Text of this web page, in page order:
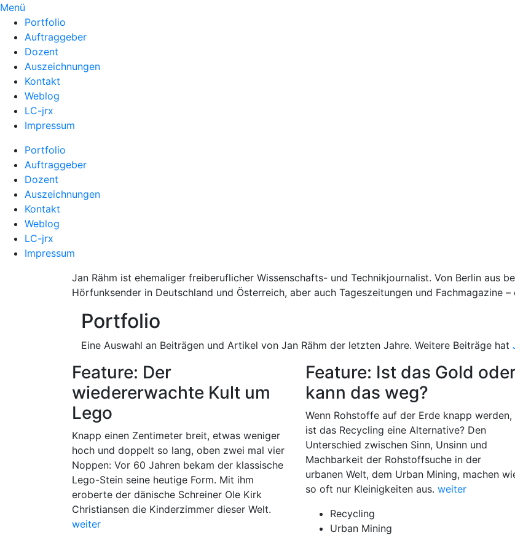
Menü
Portfolio
Auftraggeber
Dozent
Auszeichnungen
Kontakt
Weblog
LC-jrx
Impressum
Portfolio
Auftraggeber
Dozent
Auszeichnungen
Kontakt
Weblog
LC-jrx
Impressum
Jan Rähm ist ehemaliger freiberuflicher Wissenschafts- und Technikjournalist. Von Berlin aus
Hörfunksender in Deutschland und Österreich, aber auch Tageszeitungen und Fachmagazine
Portfolio
Eine Auswahl an Beiträgen und Artikel von Jan Rähm der letzten Jahre. Weitere Beiträge hat
Feature: Der
wiedererwachte Kult um
Lego
Knapp einen Zentimeter breit, etwas weniger
hoch und doppelt so lang, oben zwei mal vier
Noppen: Vor 60 Jahren bekam der klassische
Lego-Stein seine heutige Form. Mit ihm
eroberte der dänische Schreiner Ole Kirk
Christiansen die Kinderzimmer dieser Welt.
weiter
Feature: Ist das Gold
kann das weg?
Wenn Rohstoffe auf der Erde knapp werden,
ist das Recycling eine Alternative? Den
Unterschied zwischen Sinn, Unsinn und
Machbarkeit der Rohstoffsuche in der
urbanen Welt, dem Urban Mining, machen
so oft nur Kleinigkeiten aus. weiter
Recycling
Urban Mining